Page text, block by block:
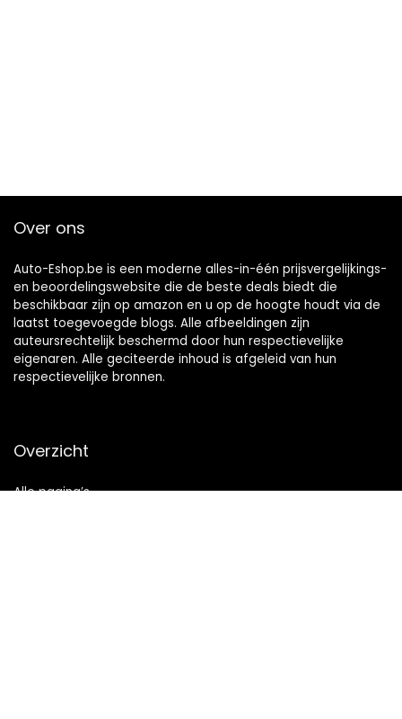
Over ons
Auto-Eshop.be is een moderne alles-in-één prijsvergelijkings-
en beoordelingswebsite die de beste deals biedt die
beschikbaar zijn op amazon en u op de hoogte houdt via de
laatst toegevoegde blogs. Alle afbeeldingen zijn
auteursrechtelijk beschermd door hun respectievelijke
eigenaren. Alle geciteerde inhoud is afgeleid van hun
respectievelijke bronnen.
Overzicht
Alle pagina’s